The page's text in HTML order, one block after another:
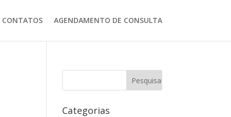
CONTATOS AGENDAMENTO DE CONSULTA
Categorias